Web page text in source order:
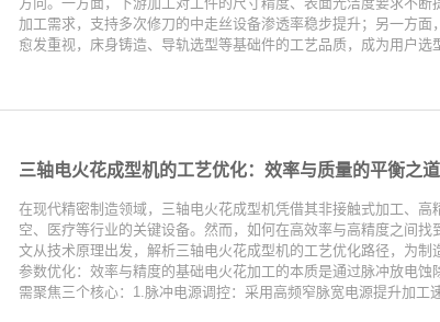
加工需求，支持多次修刀的中走丝设备渗透率稳步提升；另一方
愈发重视，床身铸造、导轨选型等基础件的工艺品质，成为用户
三轴电火花成型机的工艺优化：效率与质量的平衡之道
在现代精密制造领域，三轴电火花成型机凭借其非接触式加工、
空、医疗等行业的关键设备。然而，如何在高效率与高精度之间
文从技术原理出发，解析三轴电火花成型机的工艺优化路径，为
参数优化：效率与精度的基础电火花加工的本质是通过脉冲放电
需聚焦三个核心：1.脉冲电源调控：采用高频窄脉宽电源提升加工